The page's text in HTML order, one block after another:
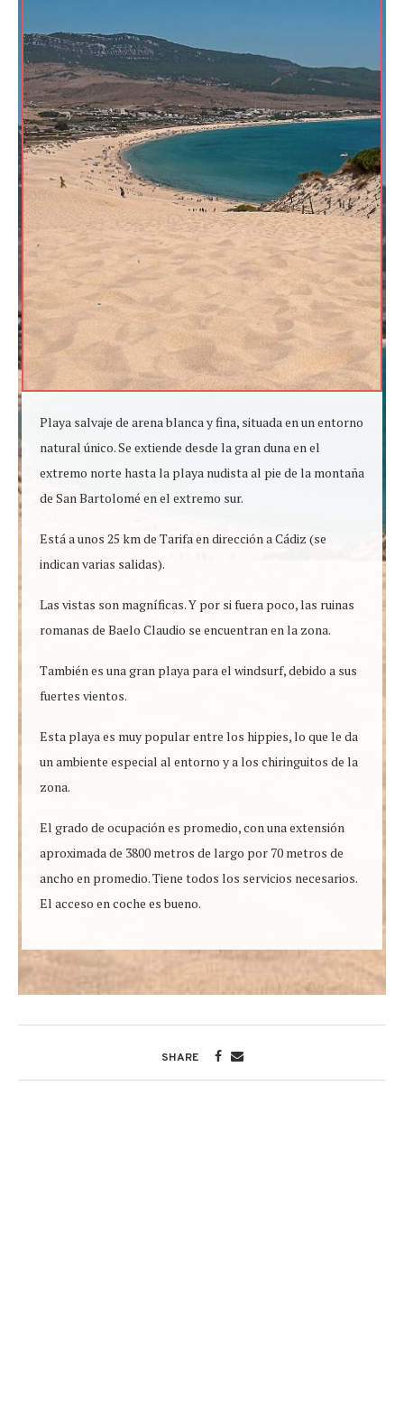
Playa salvaje de arena blanca y fina, situada en un entorno
natural único. Se extiende desde la gran duna en el
extremo norte hasta la playa nudista al pie de la montaña
de San Bartolomé en el extremo sur.
Está a unos 25 km de Tarifa en dirección a Cádiz (se
indican varias salidas).
Las vistas son magníficas. Y por si fuera poco, las ruinas
romanas de Baelo Claudio se encuentran en la zona.
También es una gran playa para el windsurf, debido a sus
fuertes vientos.
Esta playa es muy popular entre los hippies, lo que le da
un ambiente especial al entorno y a los chiringuitos de la
zona.
El grado de ocupación es promedio, con una extensión
aproximada de 3800 metros de largo por 70 metros de
ancho en promedio. Tiene todos los servicios necesarios.
El acceso en coche es bueno.
SHARE